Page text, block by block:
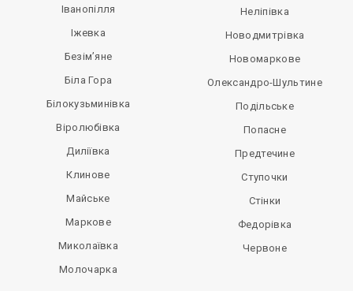
Іванопілля
Іжевка
Безім’яне
Біла Гора
Білокузьминівка
Віролюбівка
Диліївка
Клинове
Майське
Маркове
Миколаївка
Молочарка
Неліпівка
Новодмитрівка
Новомаркове
Олександро-Шультине
Подільське
Попасне
Предтечине
Ступочки
Стінки
Федорівка
Червоне